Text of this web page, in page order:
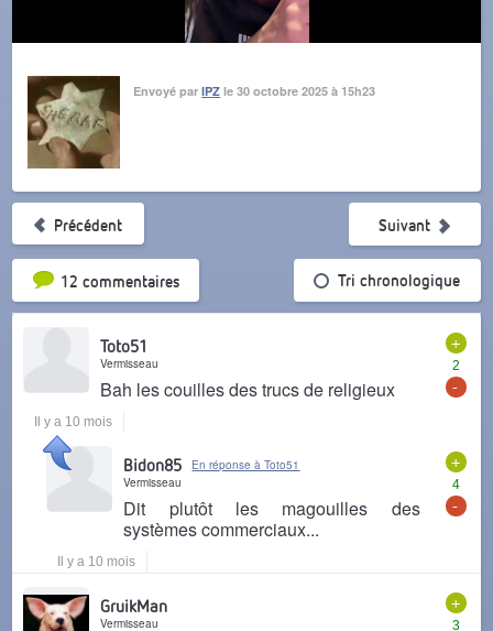
Envoyé parIPZ le 30 octobre 2025 à 15h23
Précédent
12 commentairesTri par popularité Tri chronologique
Suivant
+
2
-
Toto51
Vermisseau
Bah les couilles des trucs de religieux
Il y a 10 mois
+
4
-
Bidon85
En réponse à Toto51
Vermisseau
Dit plutôt les magouilles des
systèmes commerciaux...
Il y a 10 mois
+
3
GruikMan
Vermisseau